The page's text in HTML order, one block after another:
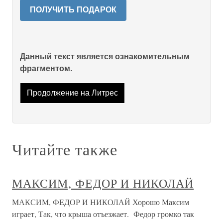
ПОЛУЧИТЬ ПОДАРОК
Данный текст является ознакомительным
фрагментом.
Продолжение на Литрес
Читайте также
МАКСИМ, ФЕДОР И НИКОЛАЙ
МАКСИМ, ФЕДОР И НИКОЛАЙ Хорошо Максим
играет, Так, что крыша отъезжает. Федор громко так